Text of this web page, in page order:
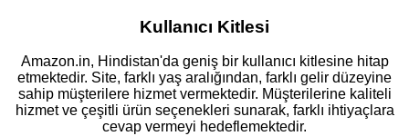
Kullanıcı Kitlesi
Amazon.in, Hindistan'da geniş bir kullanıcı kitlesine hitap
etmektedir. Site, farklı yaş aralığından, farklı gelir düzeyine
sahip müşterilere hizmet vermektedir. Müşterilerine kaliteli
hizmet ve çeşitli ürün seçenekleri sunarak, farklı ihtiyaçlara
cevap vermeyi hedeflemektedir.